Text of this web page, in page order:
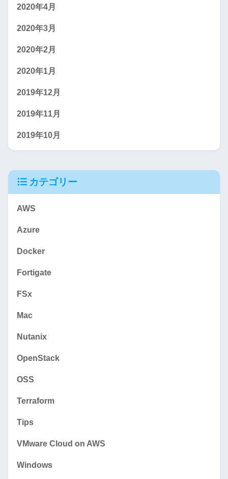
2020年4月
2020年3月
2020年2月
2020年1月
2019年12月
2019年11月
2019年10月
カテゴリー
AWS
Azure
Docker
Fortigate
FSx
Mac
Nutanix
OpenStack
OSS
Terraform
Tips
VMware Cloud on AWS
Windows